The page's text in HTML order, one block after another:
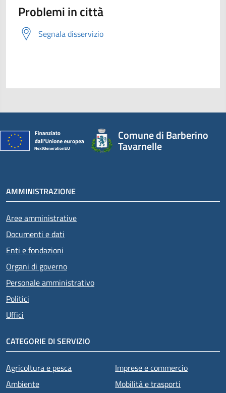
Problemi in città
Segnala disservizio
Comune di Barberino
Tavarnelle
AMMINISTRAZIONE
Aree amministrative
Documenti e dati
Enti e fondazioni
Organi di governo
Personale amministrativo
Politici
Uffici
CATEGORIE DI SERVIZIO
Agricoltura e pesca
Ambiente
Imprese e commercio
Mobilità e trasporti